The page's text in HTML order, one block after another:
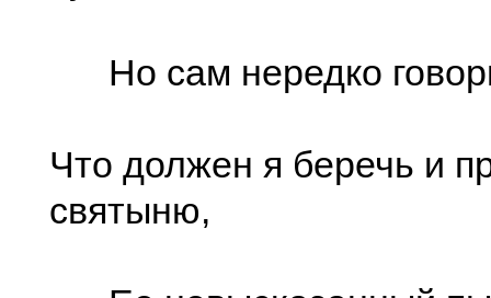
Но сам нередко
Что должен я беречь и
святыню,